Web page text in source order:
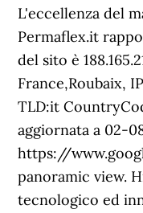
L'eccellenza del
Permaflex.it
del sito è
France,Roubaix,
TLD:it
aggiornata a 02-
https://
panoramic view.
tecnologico ed